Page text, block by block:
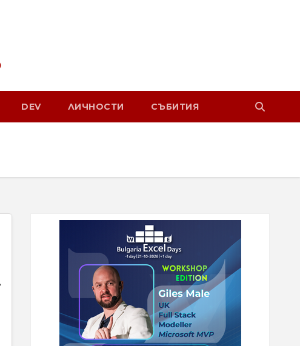
DEV ЛИЧНОСТИ СЪБИТИЯ